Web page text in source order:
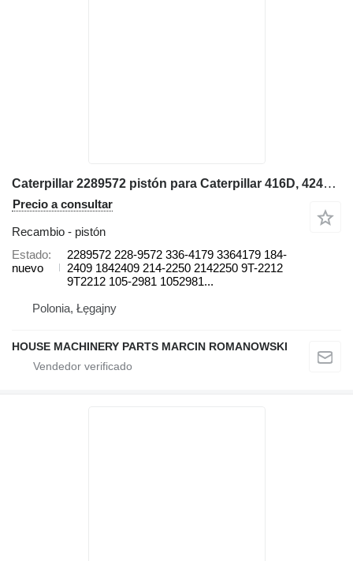
Caterpillar 2289572 pistón para Caterpillar 416D, 424D, 428D, 432D, 438D, 442D 430D 422E, 422F, 428E, 428F, retroexcavadora
Precio a consultar
Recambio - pistón
Estado
nuevo
2289572 228-9572 336-4179 3364179 184-
2409 1842409 214-2250 2142250 9T-2212
9T2212 105-2981 1052981...
Polonia, Łęgajny
HOUSE MACHINERY PARTS MARCIN ROMANOWSKI